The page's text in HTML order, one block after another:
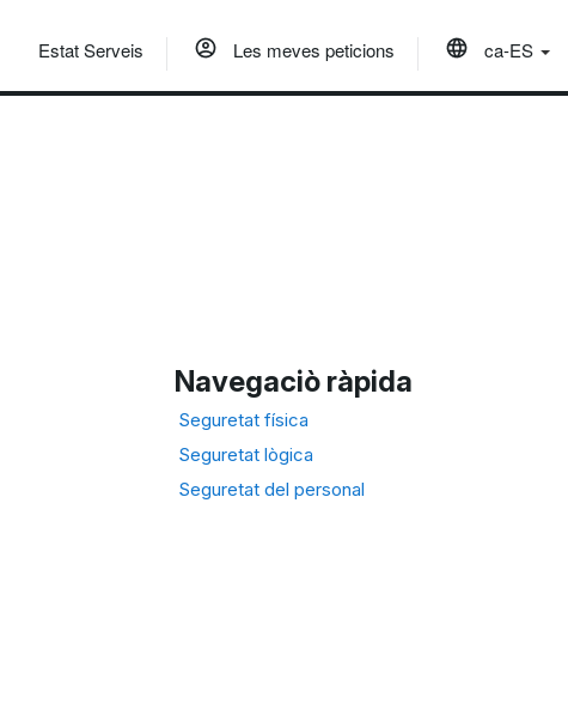
Estat Serveis Les meves peticions ca-ES
Navegaciò ràpida
Seguretat física
Seguretat lògica
Seguretat del personal